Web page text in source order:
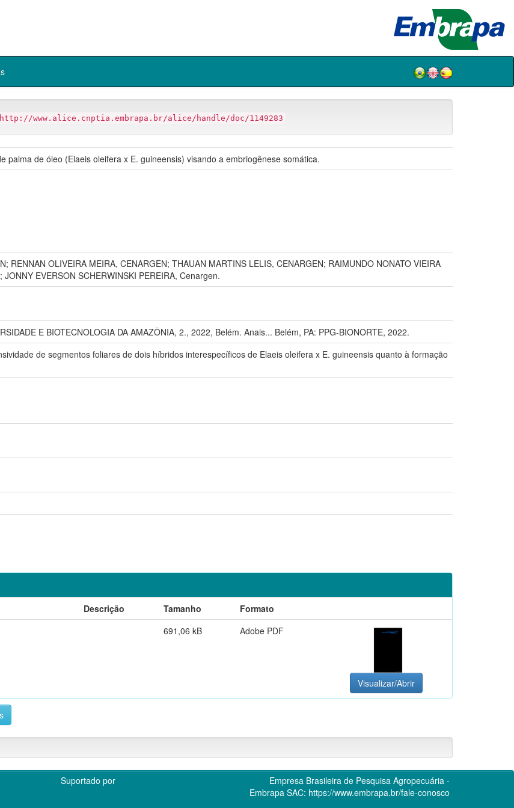
http://www.alice.cnptia.embrapa.br/alice/handle/doc/1149283
palma de óleo (Elaeis oleifera x E. guineensis) visando a embriogênese somática.
RENNAN OLIVEIRA MEIRA, CENARGEN; THAUAN MARTINS LELIS, CENARGEN; RAIMUNDO NONATO VIEIRA
JONNY EVERSON SCHERWINSKI PEREIRA, Cenargen.
E BIOTECNOLOGIA DA AMAZÔNIA, 2., 2022, Belém. Anais... Belém, PA: PPG-BIONORTE, 2022.
de segmentos foliares de dois híbridos interespecíficos de Elaeis oleifera x E. guineensis quanto à formação
Descrição Tamanho
Formato
691,06 kB Adobe PDF
Visualizar/Abrir
Suportado por
Empresa Brasileira de Pesquisa Agropecuária -
Embrapa SAC: https://www.embrapa.br/fale-conosco